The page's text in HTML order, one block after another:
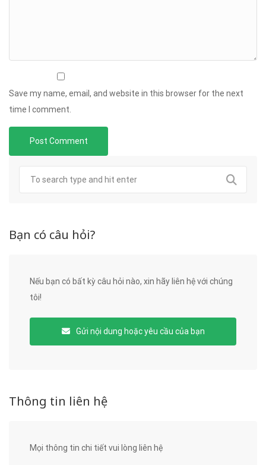
Save my name, email, and website in this browser for the next
time I comment.
Bạn có câu hỏi?
Nếu bạn có bất kỳ câu hỏi nào, xin hãy liên hệ với chúng
tôi!
Gửi nội dung hoặc yêu cầu của bạn
Thông tin liên hệ
Mọi thông tin chi tiết vui lòng liên hệ